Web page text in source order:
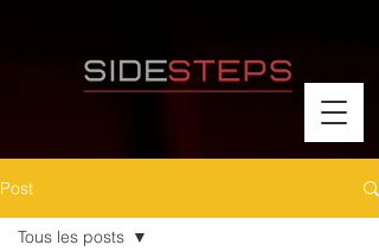
Post
Tous les posts